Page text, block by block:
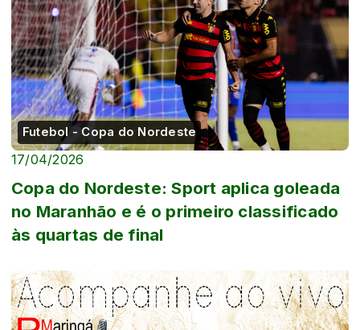
Futebol - Copa do Nordeste
17/04/2026
Copa do Nordeste: Sport aplica goleada
no Maranhão e é o primeiro classificado
às quartas de final